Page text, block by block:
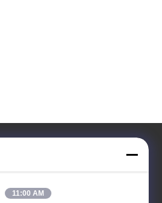
11:00 AM